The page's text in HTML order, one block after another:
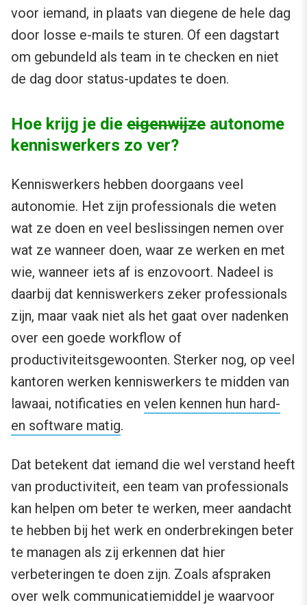
voor iemand, in plaats van diegene de hele dag
door losse e-mails te sturen. Of een dagstart
om gebundeld als team in te checken en niet
de dag door status-updates te doen.
Hoe krijg je die eigenwijze autonome
kenniswerkers zo ver?
Kenniswerkers hebben doorgaans veel
autonomie. Het zijn professionals die weten
wat ze doen en veel beslissingen nemen over
wat ze wanneer doen, waar ze werken en met
wie, wanneer iets af is enzovoort. Nadeel is
daarbij dat kenniswerkers zeker professionals
zijn, maar vaak niet als het gaat over nadenken
over een goede workflow of
productiviteitsgewoonten. Sterker nog, op veel
kantoren werken kenniswerkers te midden van
lawaai, notificaties en velen kennen hun hard-
en software matig.
Dat betekent dat iemand die wel verstand heeft
van productiviteit, een team van professionals
kan helpen om beter te werken, meer aandacht
te hebben bij het werk en onderbrekingen beter
te managen als zij erkennen dat hier
verbeteringen te doen zijn. Zoals afspraken
over welk communicatiemiddel je waarvoor